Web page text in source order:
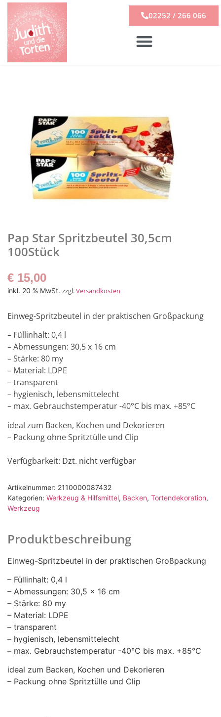
02252 / 266 066
Pap Star Spritzbeutel 30,5cm
100Stück
€ 15,00
inkl. 20 % MwSt. zzgl.Versandkosten
Einweg-Spritzbeutel in der praktischen Großpackung
– Füllinhalt: 0,4 l
– Abmessungen: 30,5 x 16 cm
– Stärke: 80 my
– Material: LDPE
– transparent
– hygienisch, lebensmittelecht
– max. Gebrauchstemperatur -40°C bis max. +85°C
ideal zum Backen, Kochen und Dekorieren
– Packung ohne Spritztülle und Clip
Verfügbarkeit: Dzt. nicht verfügbar
Artikelnummer: 2110000087432
Kategorien: Werkzeug & Hilfsmittel, Backen, Tortendekoration,
Werkzeug
Produktbeschreibung
Einweg-Spritzbeutel in der praktischen Großpackung
– Füllinhalt: 0,4 l
– Abmessungen: 30,5 x 16 cm
– Stärke: 80 my
– Material: LDPE
– transparent
– hygienisch, lebensmittelecht
– max. Gebrauchstemperatur -40°C bis max. +85°C
ideal zum Backen, Kochen und Dekorieren
– Packung ohne Spritztülle und Clip